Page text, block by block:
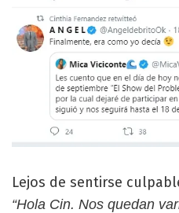
Lejos de sentirse
“Hola Cin. Nos quedan